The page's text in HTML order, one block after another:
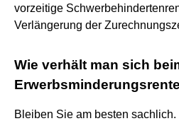
vorzeitige
Verlängerung der
Wie verhält man sich
Bleiben Sie am besten